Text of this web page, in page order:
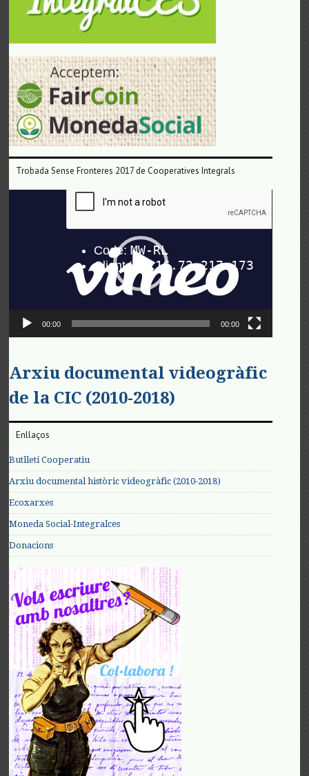
Trobada Sense Fronteres 2017 de Cooperatives Integrals
00:00 00:00
Arxiu documental videogràfic
de la CIC (2010-2018)
Enllaços
Butlletí Cooperatiu
Arxiu documental històric videogràfic (2010-2018)
Ecoxarxes
Moneda Social-Integralces
Donacions